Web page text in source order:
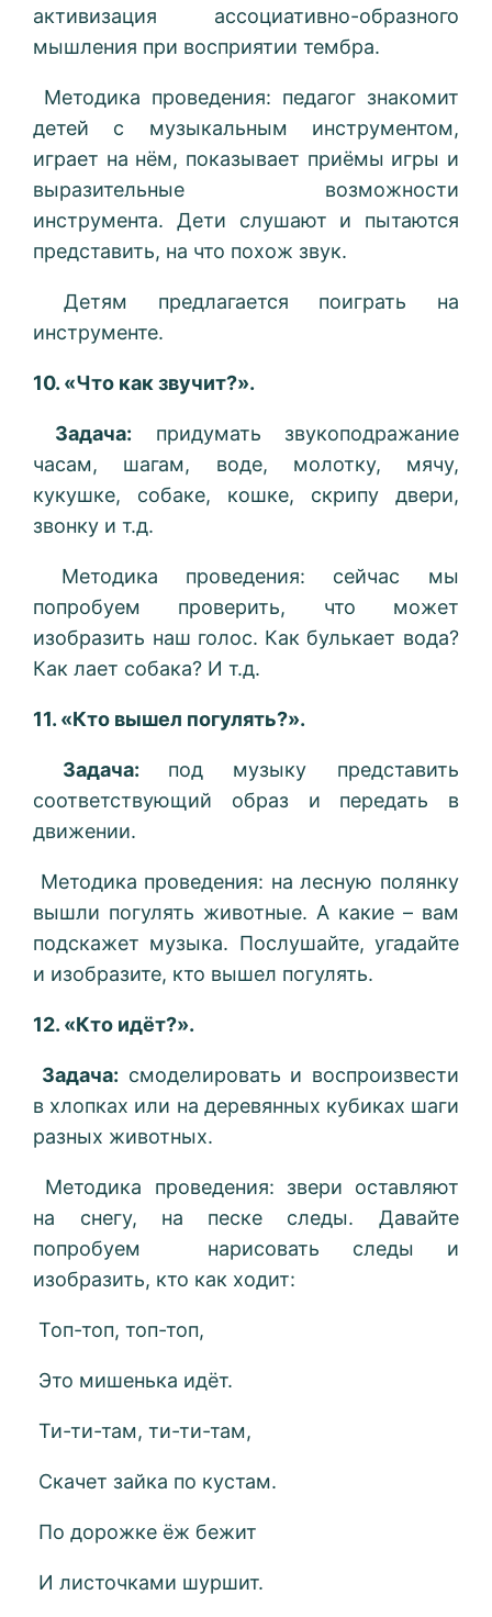
активизация ассоциативно-образного
мышления при восприятии тембра.
Методика проведения: педагог знакомит
детей с музыкальным инструментом,
играет на нём, показывает приёмы игры и
выразительные возможности
инструмента. Дети слушают и пытаются
представить, на что похож звук.
Детям предлагается поиграть на
инструменте.
10. «Что как звучит?».
Задача: придумать звукоподражание
часам, шагам, воде, молотку, мячу,
кукушке, собаке, кошке, скрипу двери,
звонку и т.д.
Методика проведения: сейчас мы
попробуем проверить, что может
изобразить наш голос. Как булькает вода?
Как лает собака? И т.д.
11. «Кто вышел погулять?».
Задача: под музыку представить
соответствующий образ и передать в
движении.
Методика проведения: на лесную полянку
вышли погулять животные. А какие – вам
подскажет музыка. Послушайте, угадайте
и изобразите, кто вышел погулять.
12. «Кто идёт?».
Задача: смоделировать и воспроизвести
в хлопках или на деревянных кубиках шаги
разных животных.
Методика проведения: звери оставляют
на снегу, на песке следы. Давайте
попробуем нарисовать следы и
изобразить, кто как ходит:
Топ-топ, топ-топ,
Это мишенька идёт.
Ти-ти-там, ти-ти-там,
Скачет зайка по кустам.
По дорожке ёж бежит
И листочками шуршит.